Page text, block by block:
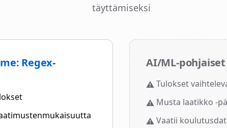
täyttämiseksi
Regex-
AI/ML-
⚠️Tulokset
⚠️ Musta laatikko -
⚠️Vaatii